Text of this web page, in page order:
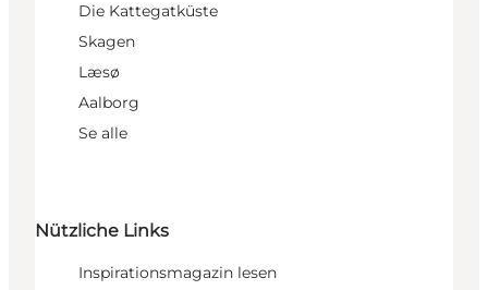
Die Kattegatküste
Skagen
Læsø
Aalborg
Se alle
Nützliche Links
Inspirationsmagazin lesen